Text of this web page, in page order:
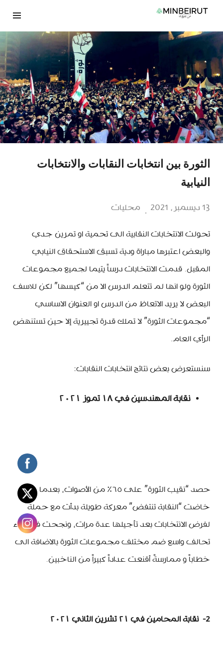
انتقل
المحتوى
الثورة بين انتخابات النقابات والانتخابات
النيابية
13 ديسمبر، 2021 محليات
تحولت الانتخابات النقابية الى تحمية او تمرين جدي
والبعض اعتبرها مباراة ودية تسبق الاستحقاق النيابي
المقبل. قدمت الانتخابات درساً يتيما لجميع مجموعات
الثورة ولو انها لم تتعلم الدرس الا من “كيسها” لكن للاسف
البعض لا يريد الاتعاظ من الدرس او العنوان الاساسي
“مجموعات الثورة” لا تملك قدرة تجييرية إلا حين تستنهض
الرأي العام.
سنستعرض بعض نتائج انتخابات النقابات:
نقابة المهندسين في ١٨ تموز ٢٠٢١
حصد “نقيب الثورة” على ٦٥٪ من الأصوات، بعدما
خاضت “النقابة تنتفض” معركة طويلة بدأت مع حملة
لفرض الانتخابات بعد تأجيلها عدة مرات، ونجحت في بناء
تحالف واسع ضم مختلف مجموعات الثورة بالاضافة الى
خطاباً و ممارسةً أقنعت عداداً كبيراً من الناخبين.
2- نقابة المحامين في ٢١ تشرين الثاني ٢٠٢١